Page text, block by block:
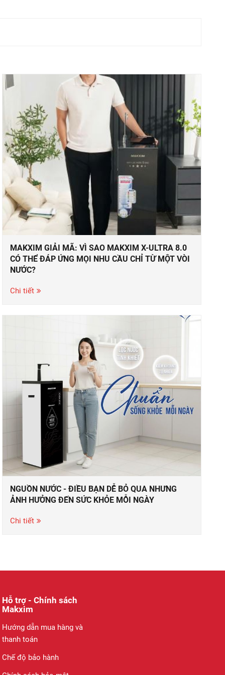
MAKXIM GIẢI MÃ: VÌ SAO MAKXIM X-ULTRA 8.0
CÓ THỂ ĐÁP ỨNG MỌI NHU CẦU CHỈ TỪ MỘT VÒI
NƯỚC?
Chi tiết
NGUỒN NƯỚC - ĐIỀU BẠN DỄ BỎ QUA NHƯNG
ẢNH HƯỞNG ĐẾN SỨC KHỎE MỖI NGÀY
Chi tiết
Hỗ trợ - Chính sách
Makxim
Hướng dẫn mua hàng và
thanh toán
Chế độ bảo hành